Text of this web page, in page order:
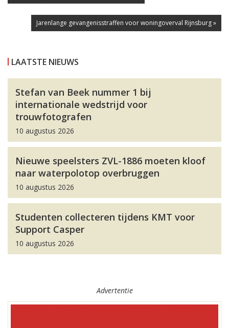
Jarenlange gevangenisstraffen voor woningoverval Rijnsburg »
LAATSTE NIEUWS
Stefan van Beek nummer 1 bij
internationale wedstrijd voor
trouwfotografen
10 augustus 2026
Nieuwe speelsters ZVL-1886 moeten kloof
naar waterpolotop overbruggen
10 augustus 2026
Studenten collecteren tijdens KMT voor
Support Casper
10 augustus 2026
Advertentie